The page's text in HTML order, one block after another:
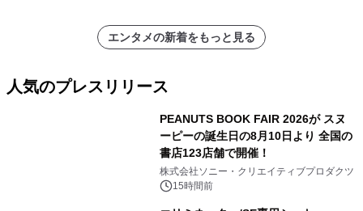
エンタメの新着をもっと見る
人気のプレスリリース
PEANUTS BOOK FAIR 2026が スヌ
ーピーの誕生日の8月10日より 全国の
書店123店舗で開催！
株式会社ソニー・クリエイティブプロダクツ
15時間前